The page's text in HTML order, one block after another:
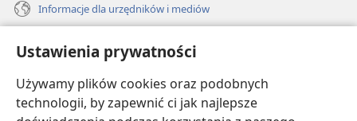
Ustawienia prywatności
Używamy plików cookies oraz podobnych
technologii, by zapewnić ci jak najlepsze
Informacje dla urzędników i mediów
Darowizny
(opens
new
window)